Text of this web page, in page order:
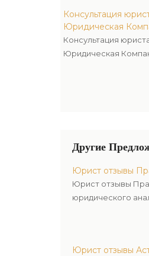
Консультация
Юридическая
Консультация
Юридическая
Другие
Юрист отзывы
Юрист отзывы
юридического
Юрист отзывы